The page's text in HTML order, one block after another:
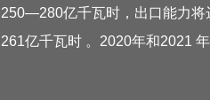
250—280亿千瓦时，出口能力将
261亿千瓦时 。2020年和2021